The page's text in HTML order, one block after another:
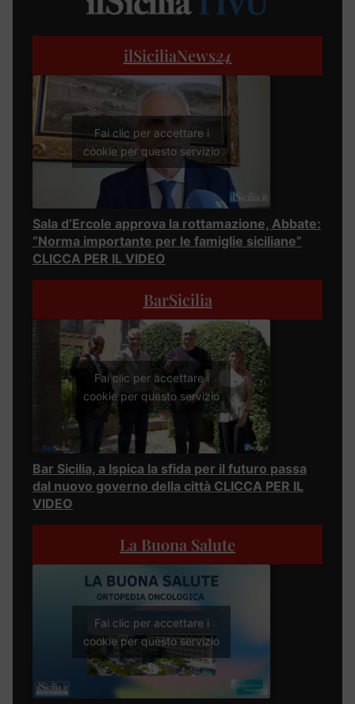
ilSiciliaNews24
Fai clic per accettare i
cookie per questo servizio
Sala d’Ercole approva la rottamazione, Abbate:
“Norma importante per le famiglie siciliane”
CLICCA PER IL VIDEO
BarSicilia
Fai clic per accettare i
cookie per questo servizio
Bar Sicilia, a Ispica la sfida per il futuro passa
dal nuovo governo della città CLICCA PER IL
VIDEO
La Buona Salute
Fai clic per accettare i
cookie per questo servizio